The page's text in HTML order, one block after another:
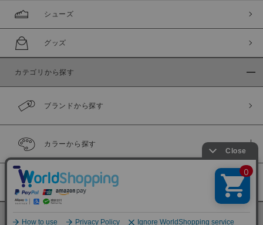
シューズ
グッズ
カテゴリから探す
ブランドから探す
カラーから探す
履き比べ可能商品
©BINGOYA Co,.Ltd.